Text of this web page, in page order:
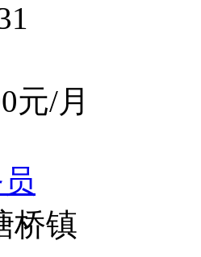
元/月
桥镇